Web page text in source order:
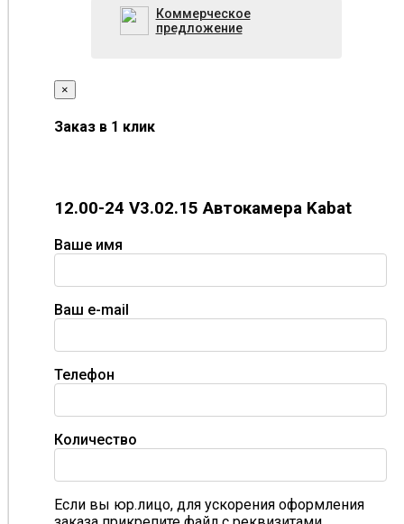
Коммерческое
предложение
×
Заказ в 1 клик
12.00-24 V3.02.15 Автокамера Kabat
Ваше имя
Ваш e-mail
Телефон
Количество
Если вы юр.лицо, для ускорения оформления